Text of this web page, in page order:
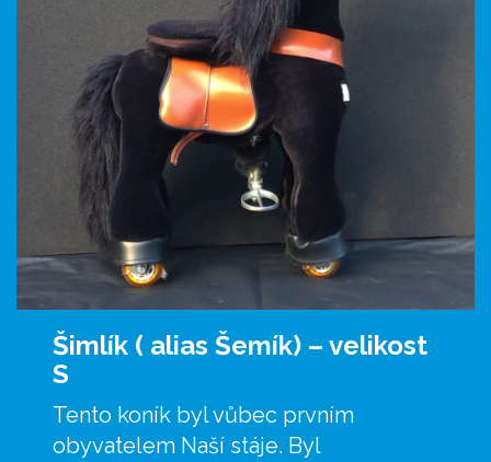
Šimlík ( alias Šemík) –velikost
S
Tento koník byl vůbec prvním
obyvatelem Naší stáje. Byl